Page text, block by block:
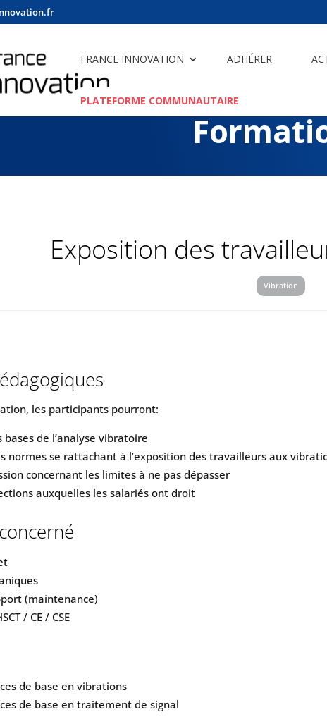
FRANCE INNOVATION ADHÉRER
PLATEFORME COMMUNAUTAIRE
Exposition des
Vibration
les participants pourront:
bases de l’analyse vibratoire
normes se rattachant à l’exposition des travailleurs aux
concernant les limites à ne pas dépasser
auxquelles les salariés ont droit
(maintenance)
/ CE / CSE
de base en vibrations
de base en traitement de signal